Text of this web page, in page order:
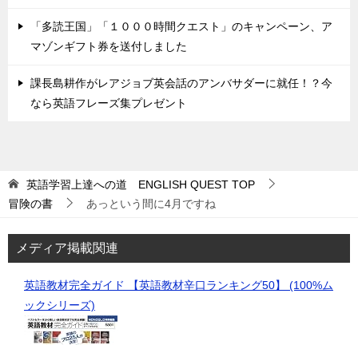
「多読王国」「１０００時間クエスト」のキャンペーン、ア
マゾンギフト券を送付しました
課長島耕作がレアジョブ英会話のアンバサダーに就任！？今
なら英語フレーズ集プレゼント
英語学習上達への道 ENGLISH QUEST TOP
冒険の書
あっという間に4月ですね
メディア掲載関連
英語教材完全ガイド 【英語教材辛口ランキング50】 (100%ム
ックシリーズ)